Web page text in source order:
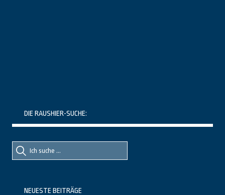
DIE RAUSHIER-SUCHE:
Suche
nach::
Suche
nach:
NEUESTE BEITRÄGE